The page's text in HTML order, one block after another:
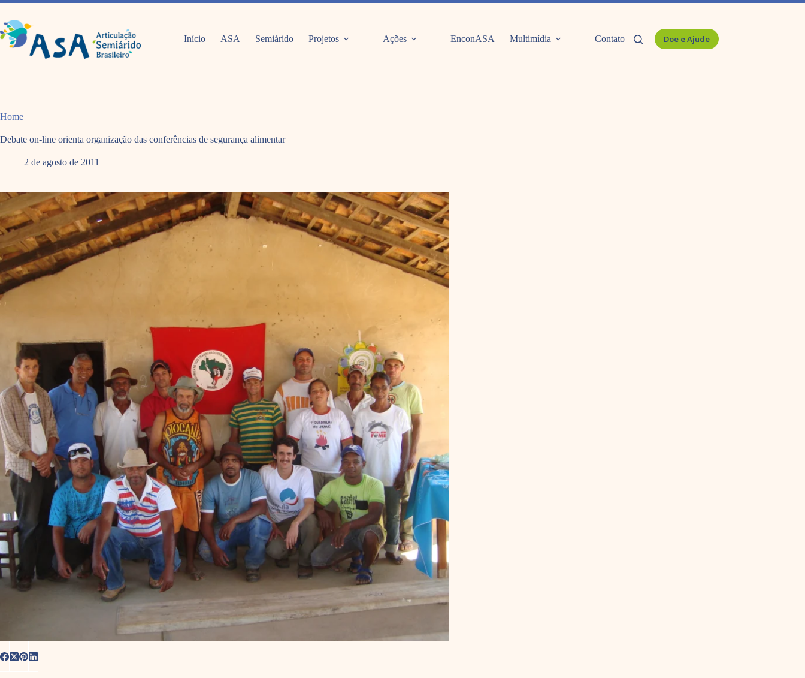
Pular
o
conteúdo
Início ASA Semiárido Projetos Ações EnconASA Multimídia Contato Doe e Ajude
Home
Debate on-line orienta organização das conferências de segurança alimentar
2 de agosto de 2011